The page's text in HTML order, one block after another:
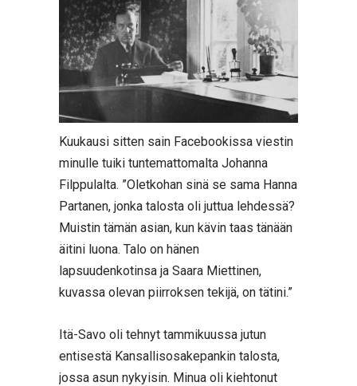
Kuukausi sitten sain Facebookissa viestin
minulle tuiki tuntemattomalta Johanna
Filppulalta. ”Oletkohan sinä se sama Hanna
Partanen, jonka talosta oli juttua lehdessä?
Muistin tämän asian, kun kävin taas tänään
äitini luona. Talo on hänen
lapsuudenkotinsa ja Saara Miettinen,
kuvassa olevan piirroksen tekijä, on tätini.”
Itä-Savo oli tehnyt tammikuussa jutun
entisestä Kansallisosakepankin talosta,
jossa asun nykyisin. Minua oli kiehtonut